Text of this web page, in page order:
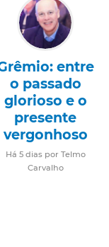
entre
o passado
glorioso e o
presente
vergonhoso
Há 5 dias por Telmo
Carvalho